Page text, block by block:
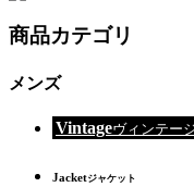
商品カテゴリ
メンズ
Vintageヴィンテー
Jacketジャケット